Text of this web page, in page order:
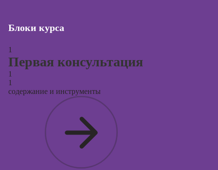
Блоки курса
1
Первая консультация
1
1
содержание и инструменты